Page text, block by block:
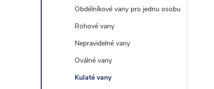
Obdélníkové vany pro jednu osobu
Rohové vany
Nepravidelné vany
Oválné vany
Kulaté vany